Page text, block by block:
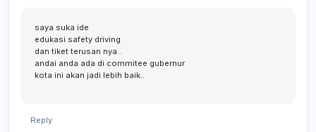
saya suka ide
edukasi safety driving
dan tiket terusan nya..
andai anda ada di commitee gubernur
kota ini akan jadi lebih baik..
Reply